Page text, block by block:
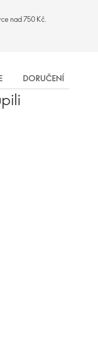
nad 750 Kč.
DORUČENÍ